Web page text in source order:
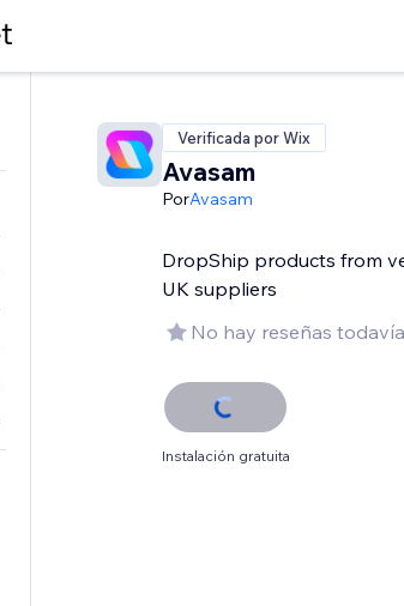
Verificada por Wix
Avasam
PorAvasam
DropShip products from
UK suppliers
No hay reseñas todavía
Instalación gratuita